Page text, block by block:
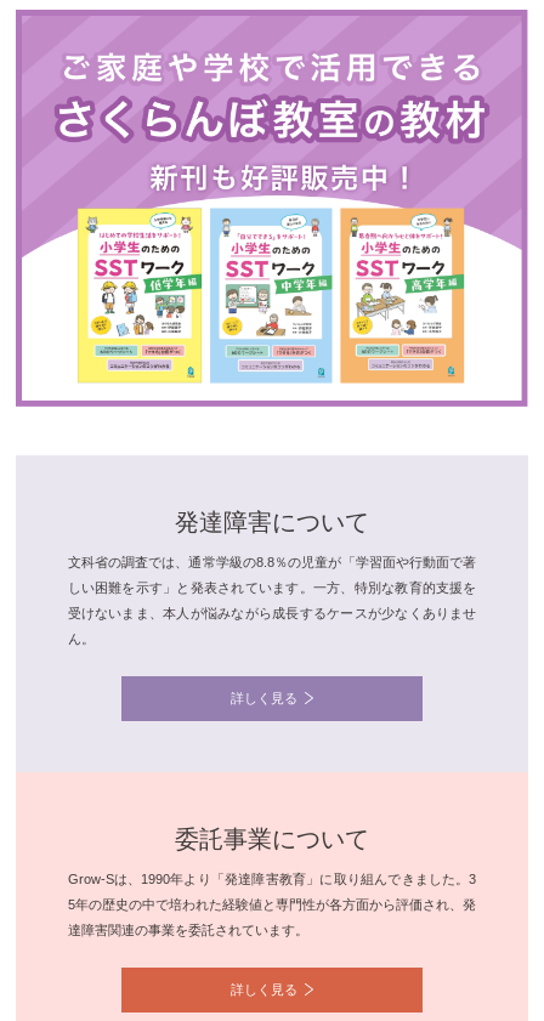
発達障害について
文科省の調査では、通常学級の8.8％の児童が「学習面や行動面で著
しい困難を示す」と発表されています。一方、特別な教育的支援を
受けないまま、本人が悩みながら成長するケースが少なくありませ
ん。
詳しく見る
委託事業について
Grow-Sは、1990年より「発達障害教育」に取り組んできました。3
5年の歴史の中で培われた経験値と専門性が各方面から評価され、発
達障害関連の事業を委託されています。
詳しく見る